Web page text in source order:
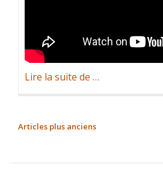
Lire la suite de à
REX
…
NAVIGATION
Articles plus anciens